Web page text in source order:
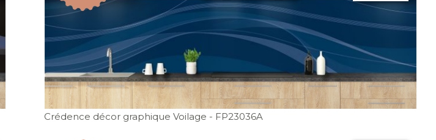
Crédence décor graphique Voilage - FP23036A